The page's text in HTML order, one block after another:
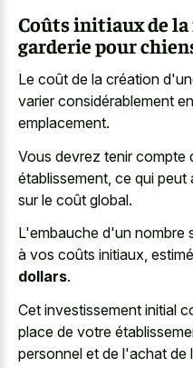
Coûts initiaux de la
garderie pour
Le coût de la création
varier considérablement
emplacement.
Vous devrez tenir compte
établissement, ce qui
sur le coût global.
L'embauche d'un nombre
à vos coûts initiaux,
dollars.
Cet investissement initial
place de votre
personnel et de l'achat de